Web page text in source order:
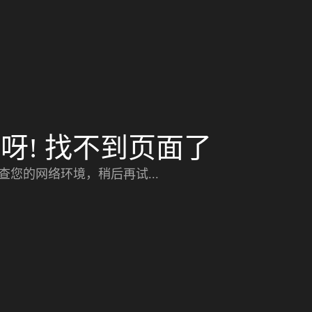
! 找不到页面了
您的网络环境，稍后再试...